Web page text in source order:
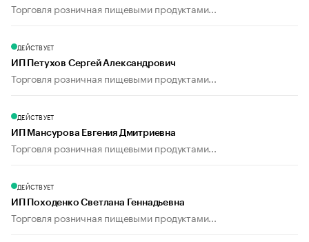
Торговля розничная пищевыми продуктами...
ДЕЙСТВУЕТ
ИП Петухов Сергей Александрович
Торговля розничная пищевыми продуктами...
ДЕЙСТВУЕТ
ИП Мансурова Евгения Дмитриевна
Торговля розничная пищевыми продуктами...
ДЕЙСТВУЕТ
ИП Походенко Светлана Геннадьевна
Торговля розничная пищевыми продуктами...